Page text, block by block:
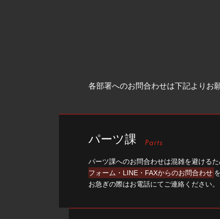
各部署へのお問合わせは下記よりお
パーツ課
パーツ課へのお問合わせは混雑を避ける
フォーム・LINE・FAXからのお問合わせ
お急ぎの際はお電話にてご連絡ください。